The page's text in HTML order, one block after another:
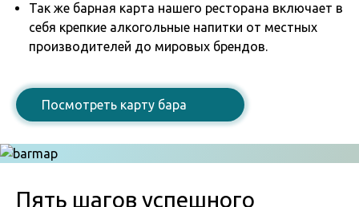
Так же барная карта нашего ресторана включает в
себя крепкие алкогольные напитки от местных
производителей до мировых брендов.
Посмотреть карту бара
Пять шагов успешного